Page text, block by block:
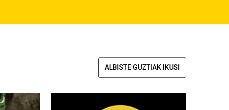
ALBISTE GUZTIAK IKUSI